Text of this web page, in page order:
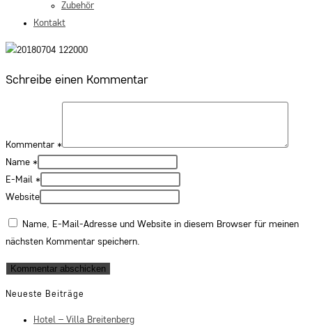
Zubehör
Kontakt
Schreibe einen Kommentar
Kommentar *
Name *
E-Mail *
Website
Name, E-Mail-Adresse und Website in diesem Browser für meinen
nächsten Kommentar speichern.
Neueste Beiträge
Hotel – Villa Breitenberg